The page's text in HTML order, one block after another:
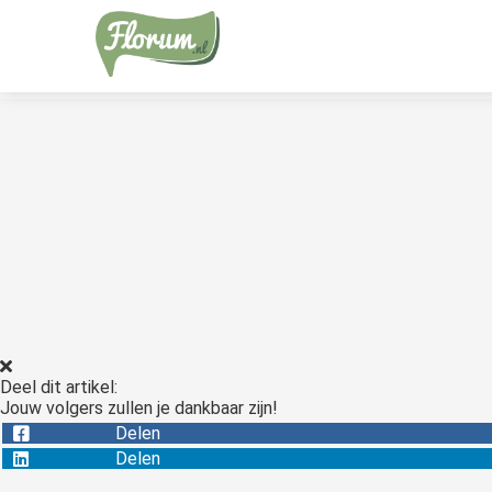
Deel dit artikel:
Jouw volgers zullen je dankbaar zijn!
Delen
Delen